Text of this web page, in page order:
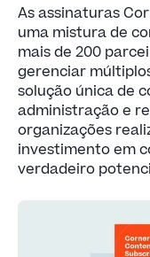
As assinaturas
uma mistura de
mais de 200
gerenciar
solução única de
administração e
organizações
investimento em
verdadeiro